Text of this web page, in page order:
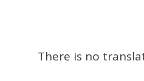
There is no